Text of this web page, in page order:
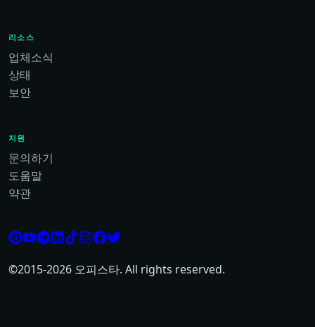
리소스
업체소식
상태
보안
지원
문의하기
도움말
약관
©2015-2026 오피스타. All rights reserved.